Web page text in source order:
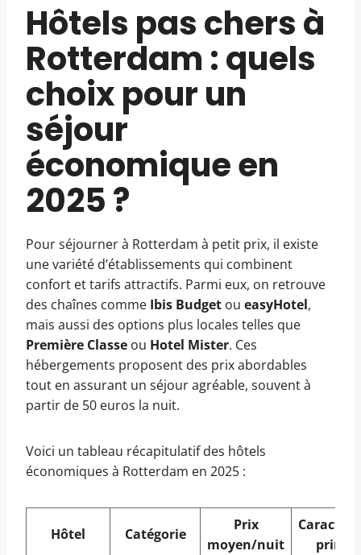
Hôtels pas chers à
Rotterdam : quels
choix pour un
séjour
économique en
2025 ?
Pour séjourner à Rotterdam à petit prix, il existe
une variété d’établissements qui combinent
confort et tarifs attractifs. Parmi eux, on retrouve
des chaînes comme Ibis Budget ou easyHotel,
mais aussi des options plus locales telles que
Première Classe ou Hotel Mister. Ces
hébergements proposent des prix abordables
tout en assurant un séjour agréable, souvent à
partir de 50 euros la nuit.
Voici un tableau récapitulatif des hôtels
économiques à Rotterdam en 2025 :
Hôtel Catégorie
Prix
moyen/nuit